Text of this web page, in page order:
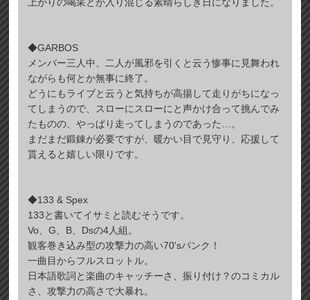
上がりの喝采とが入り混じる素晴らしき日になりました。
◆GARBOS
メンバー三人中、二人が風邪を引くと云う惨事に見舞われ
ながらも何とか無事に終了。
どうにもライブと云うと気持ちが高揚して走りがちになっ
てしまうので、スローにスローにと声かけ合って挑んでみ
たものの、やっぱり走ってしまうのであった…。
まだまだ鍛錬が必要ですが、暖かい目で見守り、応援して
貰えると嬉しい限りです。
◆133 & Spex
133と書いてイサミと読むそうです。
Vo、G、B、Dsの4人組。
観客巻き込み型の攻撃力の高い70'sパンク！
一曲目からフルスロットル。
日本語歌詞と楽曲のキャッチーさ、振り付け？のコミカル
さ、攻撃力の高さで大暴れ。